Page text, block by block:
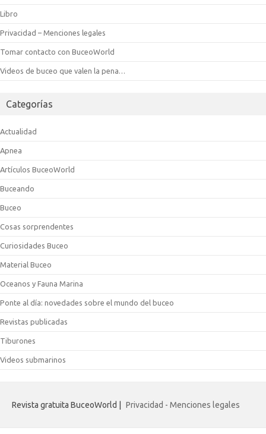
Libro
Privacidad – Menciones legales
Tomar contacto con BuceoWorld
Videos de buceo que valen la pena…
Categorías
Actualidad
Apnea
Artículos BuceoWorld
Buceando
Buceo
Cosas sorprendentes
Curiosidades Buceo
Material Buceo
Oceanos y Fauna Marina
Ponte al día: novedades sobre el mundo del buceo
Revistas publicadas
Tiburones
Videos submarinos
Revista gratuita BuceoWorld | Privacidad - Menciones legales